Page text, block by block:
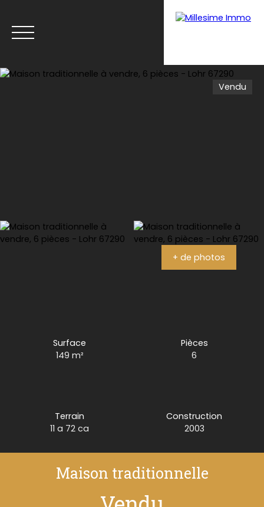
Vendu
+ de photos
Surface
149 m²
Pièces
6
Terrain
11 a 72 ca
Construction
2003
Maison traditionnelle